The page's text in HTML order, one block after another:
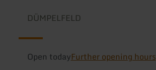
DÜMPELFELD
Open todayFurther opening hours